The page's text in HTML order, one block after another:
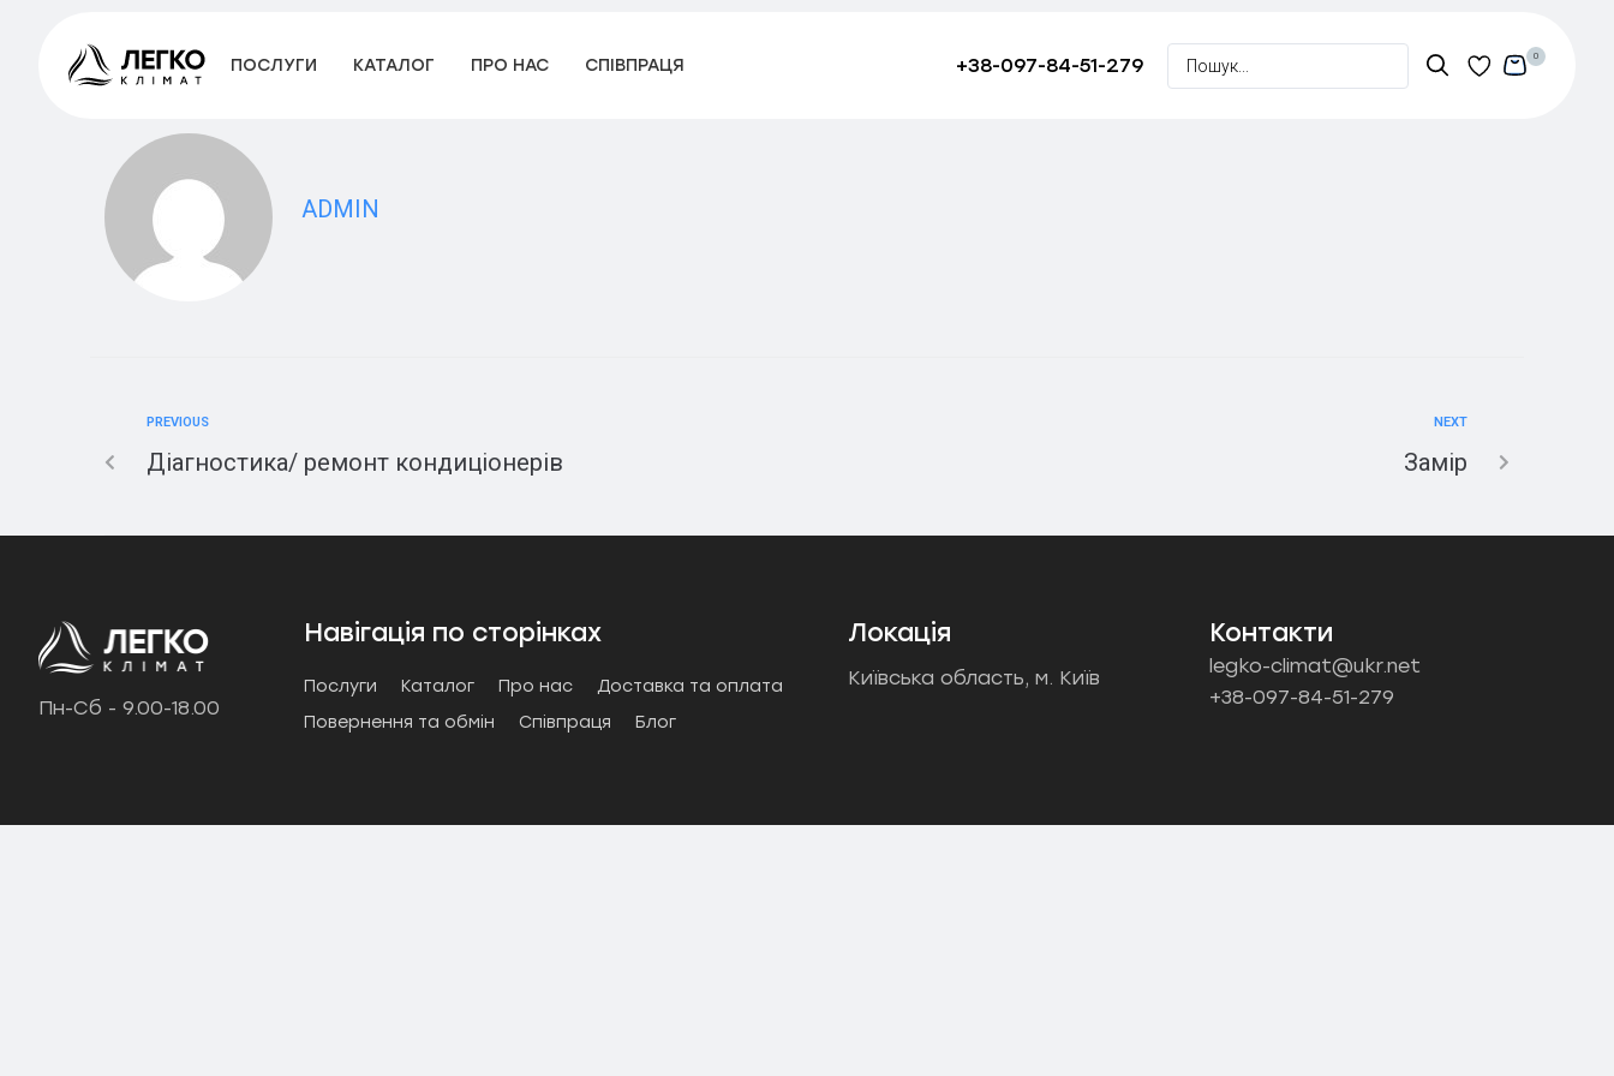
ПОСЛУГИ КАТАЛОГ ПРО НАС СПІВПРАЦЯ +38-097-84-51-279 0
ADMIN
PREVIOUS
Діагностика/ ремонт кондиціонерів
NEXT
Замір
Пн-Сб - 9.00-18.00
Навігація по сторінках
Послуги Каталог Про нас
Доставка та оплата
Повернення та обмін
Співпраця Блог
Локація
Київська область, м. Київ
Контакти
legko-climat@ukr.net
+38-097-84-51-279
ПОСЛУГИ
КАТАЛОГ
+38-097-845-12-79 +38-093-147-27-29